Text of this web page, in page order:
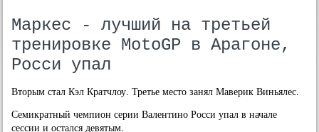
Маркес - лучший на третьей
тренировке MotoGP в Арагоне,
Росси упал
Вторым стал Кэл Кратчлоу. Третье место занял Маверик Виньялес.
Семикратный чемпион серии Валентино Росси упал в начале
сессии и остался девятым.